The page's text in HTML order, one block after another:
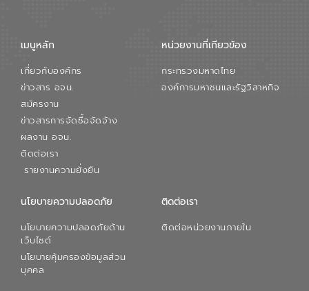
เมนูหลัก
เกี่ยวกับองค์กร
ข่าวสาร อจน.
สมัครงาน
ข่าวสารการจัดซื้อจัดจ้าง
ผลงาน อจน.
ติดต่อเรา
รายงานความยั่งยืน
หน่วยงานที่เกียวข้อง
กระทรวงมหาดไทย
องค์การมหาชนและรัฐวิสาหกิจ
นโยบายความปลอดภัย
นโยบายความปลอดภัยด้าน
เว็บไซต์
นโยบายคุ้มครองข้อมูลส่วน
บุคคล
ติดต่อเรา
ติดต่อหน่วยงานภายใน